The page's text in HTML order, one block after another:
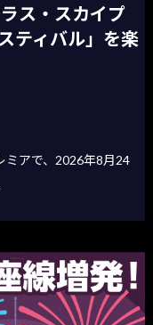
ス・スカイプ
ティバル」を楽
ミアで、2026年8月24